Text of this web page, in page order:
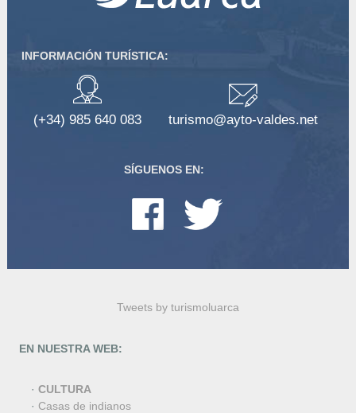
INFORMACIÓN TURÍSTICA:
(+34) 985 640 083 turismo@ayto-valdes.net
SÍGUENOS EN:
Tweets by turismoluarca
EN NUESTRA WEB:
· CULTURA
· Casas de indianos